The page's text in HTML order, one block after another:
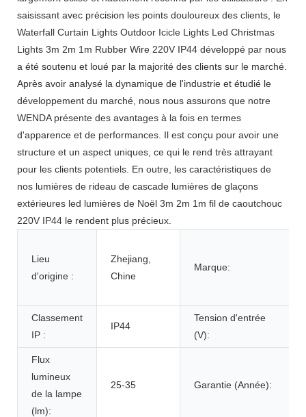
saisissant avec précision les points douloureux des clients, le
Waterfall Curtain Lights Outdoor Icicle Lights Led Christmas
Lights 3m 2m 1m Rubber Wire 220V IP44 développé par nous
a été soutenu et loué par la majorité des clients sur le marché.
Après avoir analysé la dynamique de l'industrie et étudié le
développement du marché, nous nous assurons que notre
WENDA présente des avantages à la fois en termes
d'apparence et de performances. Il est conçu pour avoir une
structure et un aspect uniques, ce qui le rend très attrayant
pour les clients potentiels. En outre, les caractéristiques de
nos lumières de rideau de cascade lumières de glaçons
extérieures led lumières de Noël 3m 2m 1m fil de caoutchouc
220V IP44 le rendent plus précieux.
Lieu
d'origine :
Zhejiang,
Chine
Marque:
Classement
IP :
IP44
Tension d'entrée
(V):
Flux
lumineux
de la lampe
(lm):
25-35 Garantie (Année):